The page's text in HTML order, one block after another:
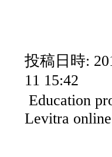
投稿日時:
11 15:42
Education
Levitra